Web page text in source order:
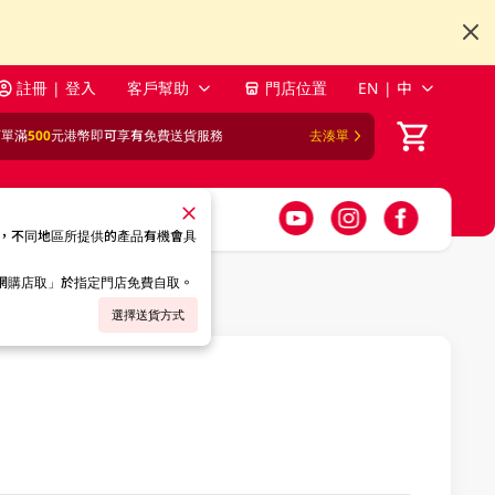
註冊 | 登入 客戶幫助 門店位置 EN | 中
滿500元港幣即可享有免費送貨服務 去湊單
不同地區所提供的產品有機會具
店取」於指定門店免費自取。
選擇送貨方式